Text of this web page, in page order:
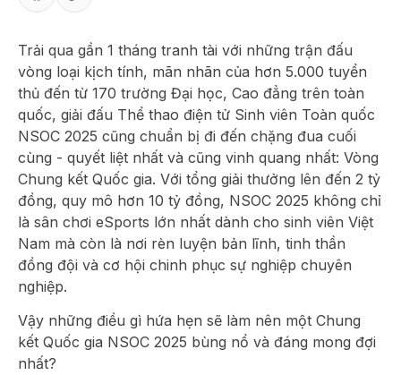
Trải qua gần 1 tháng tranh tài với những trận đấu
vòng loại kịch tính, mãn nhãn của hơn 5.000 tuyển
thủ đến từ 170 trường Đại học, Cao đẳng trên toàn
quốc, giải đấu Thể thao điện tử Sinh viên Toàn quốc
NSOC 2025 cũng chuẩn bị đi đến chặng đua cuối
cùng - quyết liệt nhất và cũng vinh quang nhất: Vòng
Chung kết Quốc gia. Với tổng giải thưởng lên đến 2 tỷ
đồng, quy mô hơn 10 tỷ đồng, NSOC 2025 không chỉ
là sân chơi eSports lớn nhất dành cho sinh viên Việt
Nam mà còn là nơi rèn luyện bản lĩnh, tinh thần
đồng đội và cơ hội chinh phục sự nghiệp chuyên
nghiệp.
Vậy những điều gì hứa hẹn sẽ làm nên một Chung
kết Quốc gia NSOC 2025 bùng nổ và đáng mong đợi
nhất?